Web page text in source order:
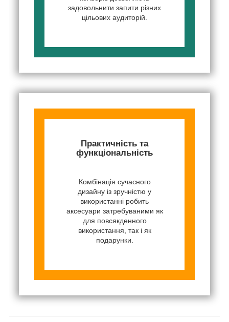
задовольнити запити різних
цільових аудиторій.
Практичність та
функціональність
Комбінація сучасного
дизайну із зручністю у
використанні робить
аксесуари затребуваними як
для повсякденного
використання, так і як
подарунки.